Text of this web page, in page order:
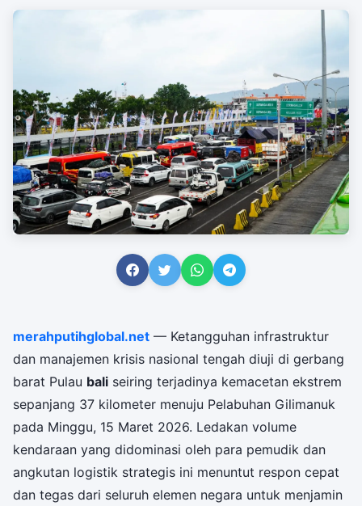
merahputihglobal.net — Ketangguhan infrastruktur
dan manajemen krisis nasional tengah diuji di gerbang
barat Pulau bali seiring terjadinya kemacetan ekstrem
sepanjang 37 kilometer menuju Pelabuhan Gilimanuk
pada Minggu, 15 Maret 2026. Ledakan volume
kendaraan yang didominasi oleh para pemudik dan
angkutan logistik strategis ini menuntut respon cepat
dan tegas dari seluruh elemen negara untuk menjamin